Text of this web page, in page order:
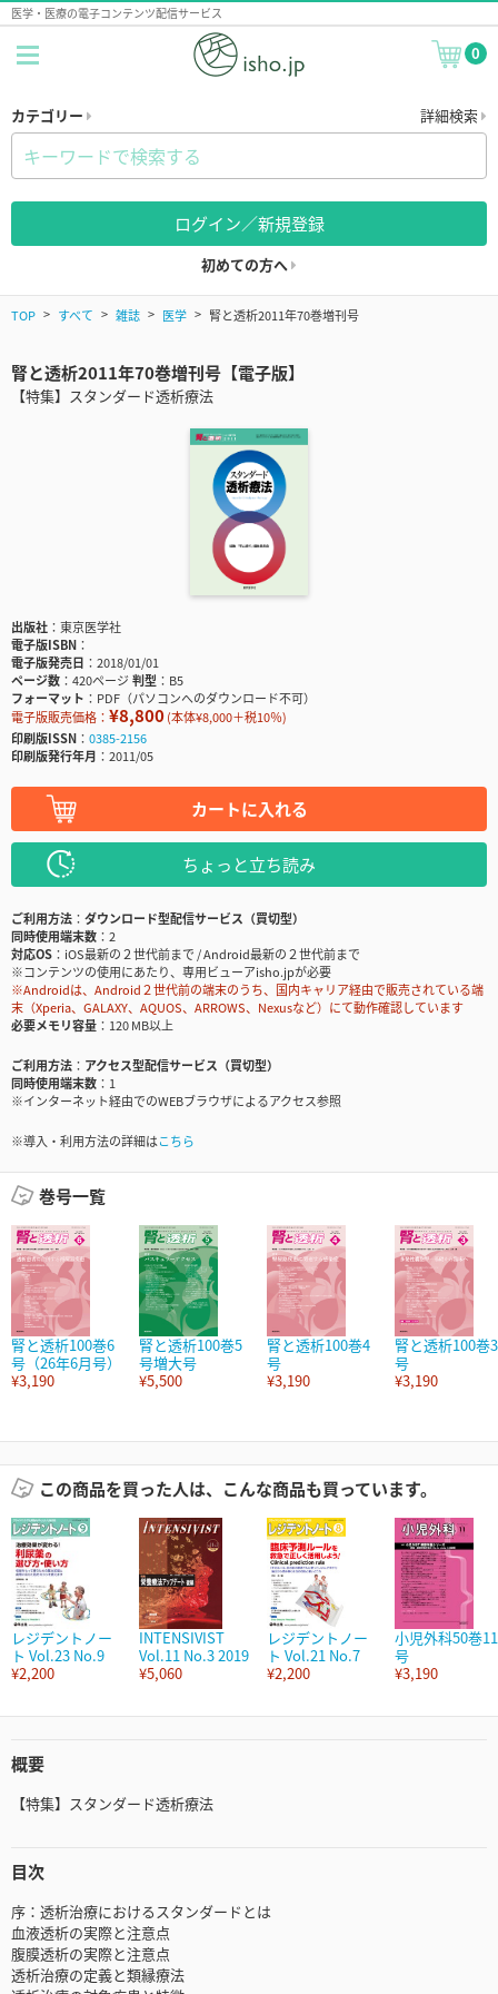
医学・医療の電子コンテンツ配信サービス
0
カテゴリー 詳細検索
ログイン／新規登録
初めての方へ
TOP すべて 雑誌 医学 腎と透析2011年70巻増刊号
腎と透析2011年70巻増刊号【電子版】
【特集】スタンダード透析療法
出版社
東京医学社
電子版ISBN
電子版発売日
2018/01/01
ページ数
420ページ判型
B5
フォーマット
PDF（パソコンへのダウンロード不可）
電子版販売価格： ¥8,800(本体¥8,000＋税10％)
印刷版ISSN
0385-2156
印刷版発行年月
2011/05
カートに入れる
ちょっと立ち読み
ご利用方法
ダウンロード型配信サービス（買切型）
同時使用端末数
2
対応OS
iOS最新の２世代前まで / Android最新の２世代前まで
※コンテンツの使用にあたり、専用ビューアisho.jpが必要
※Androidは、Android２世代前の端末のうち、国内キャリア経由で販売されている端
末（Xperia、GALAXY、AQUOS、ARROWS、Nexusなど）にて動作確認しています
必要メモリ容量
120 MB以上
ご利用方法
アクセス型配信サービス（買切型）
同時使用端末数
1
※インターネット経由でのWEBブラウザによるアクセス参照
※導入・利用方法の詳細はこちら
巻号一覧
腎と透析100巻6
号（26年6月号）
¥3,190
腎と透析100巻5
号増大号
¥5,500
腎と透析100巻4
号
¥3,190
腎と透析100巻3
号
¥3,190
この商品を買った人は、こんな商品も買っています。
レジデントノー
ト Vol.23 No.9
¥2,200
INTENSIVIST
Vol.11 No.3 2019
¥5,060
レジデントノー
ト Vol.21 No.7
¥2,200
小児外科50巻11
号
¥3,190
概要
【特集】スタンダード透析療法
目次
序：透析治療におけるスタンダードとは
血液透析の実際と注意点
腹膜透析の実際と注意点
透析治療の定義と類縁療法